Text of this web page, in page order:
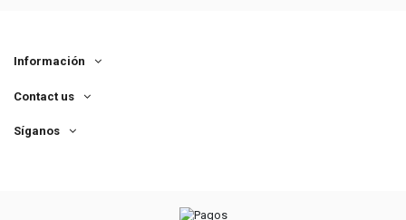
Información
Contact us
Síganos